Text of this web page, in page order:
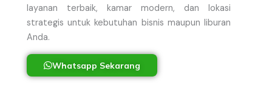
layanan terbaik, kamar modern, dan lokasi
strategis untuk kebutuhan bisnis maupun liburan
Anda.
Whatsapp Sekarang